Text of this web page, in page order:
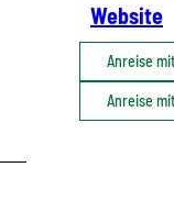
Website
Anreise
Anreise